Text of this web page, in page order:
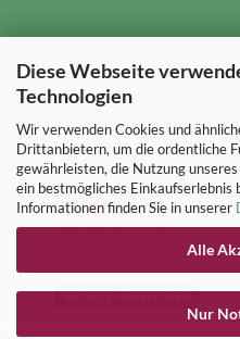
Diese Webseite
Technologien
Wir verwenden Cookies und
Drittanbietern, um die ordentliche
gewährleisten, die Nutzung
ein bestmögliches Einkaufserlebnis
Informationen finden Sie in unserer
Alle
Nur
Vertrag widerrufen